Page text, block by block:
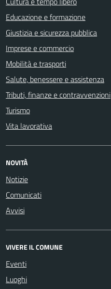
Educazione e formazione
Giustizia e sicurezza pubblica
Imprese e commercio
Mobilità e trasporti
Salute, benessere e assistenza
Tributi, finanze e contravvenzioni
Turismo
Vita lavorativa
NOVITÀ
Notizie
Comunicati
Avvisi
VIVERE IL COMUNE
Eventi
Luoghi